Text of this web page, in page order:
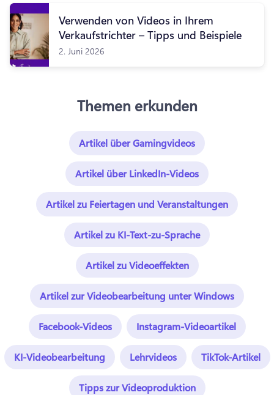
Verwenden von Videos in Ihrem
Verkaufstrichter – Tipps und Beispiele
2. Juni 2026
Themen erkunden
Artikel über Gamingvideos
Artikel über LinkedIn-Videos
Artikel zu Feiertagen und Veranstaltungen
Artikel zu KI-Text-zu-Sprache
Artikel zu Videoeffekten
Artikel zur Videobearbeitung unter Windows
Facebook-Videos Instagram-Videoartikel
KI-Videobearbeitung Lehrvideos TikTok-Artikel
Tipps zur Videoproduktion